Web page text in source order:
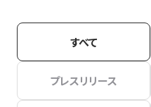
すべて
プレスリリース